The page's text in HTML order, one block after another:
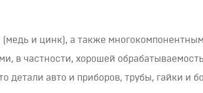
и цинк), а также
в частности, хорошей
детали авто и приборов, трубы, гайки и